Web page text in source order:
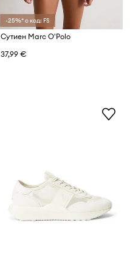
-25%* с код: FS
Сутиен Marc O'Polo
37,99 €